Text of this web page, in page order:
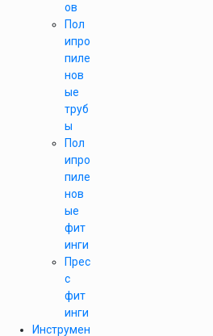
ов
Пол
ипро
пиле
нов
ые
труб
ы
Пол
ипро
пиле
нов
ые
фит
инги
Прес
с
фит
инги
Инструмен